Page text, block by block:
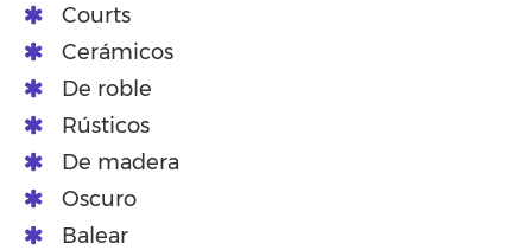
Courts
Cerámicos
De roble
Rústicos
De madera
Oscuro
Balear